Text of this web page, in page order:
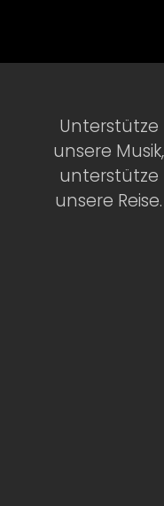
Unterstütze
unsere Musik,
unterstütze
unsere Reise.